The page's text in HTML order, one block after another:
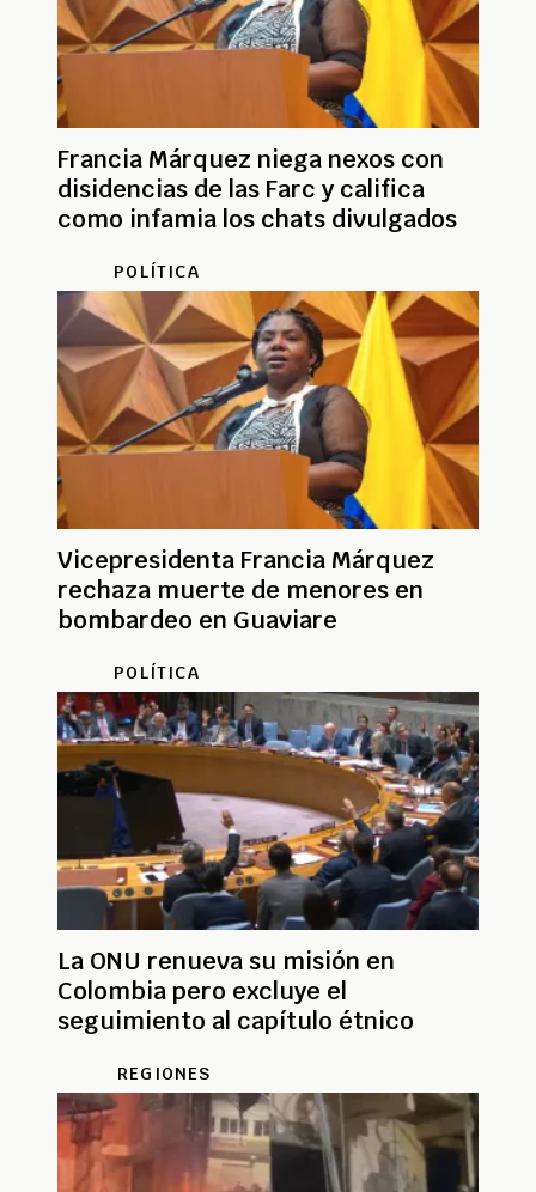
Francia Márquez niega nexos con
disidencias de las Farc y califica
como infamia los chats divulgados
POLÍTICA
Vicepresidenta Francia Márquez
rechaza muerte de menores en
bombardeo en Guaviare
POLÍTICA
La ONU renueva su misión en
Colombia pero excluye el
seguimiento al capítulo étnico
REGIONES